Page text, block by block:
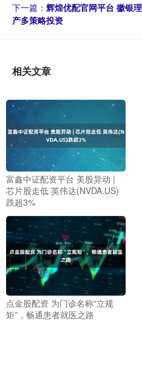
下一篇： 辉煌优配官网平台 徽银
产多策略投资
相关文章
富鑫中证配资平台 美股异动 |
芯片股走低 英伟达(NVDA.US)
跌超3%
点金股配资 为门诊名称“立规
矩”，畅通患者就医之路